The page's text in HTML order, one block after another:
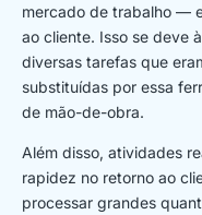
mercado de trabalho —
ao cliente. Isso se deve
diversas tarefas que
substituídas por essa
de mão-de-obra.
Além disso, atividades
rapidez no retorno ao
processar grandes